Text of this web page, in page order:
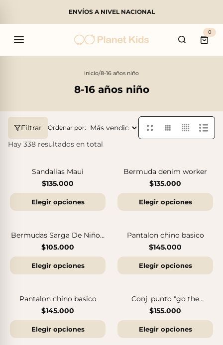
ENVÍOS A NIVEL NACIONAL
0
Inicio/8-16 años niño
8-16 años niño
Filtrar Ordenar por:
Hay 338 resultados en total
AGOTADO
Sandalias Maui
$135.000
Elegir opciones
Bermuda denim worker
$135.000
Elegir opciones
Bermudas Sarga De Niño -
Bci
$105.000
Elegir opciones
Pantalon chino basico
$145.000
Elegir opciones
Pantalon chino basico
$145.000
Elegir opciones
Conj. punto "go the
distance"
$155.000
Elegir opciones
Buscar
Productos populares
Sandalias Maui MC
$140.000
Sandalias SUN
$140.000